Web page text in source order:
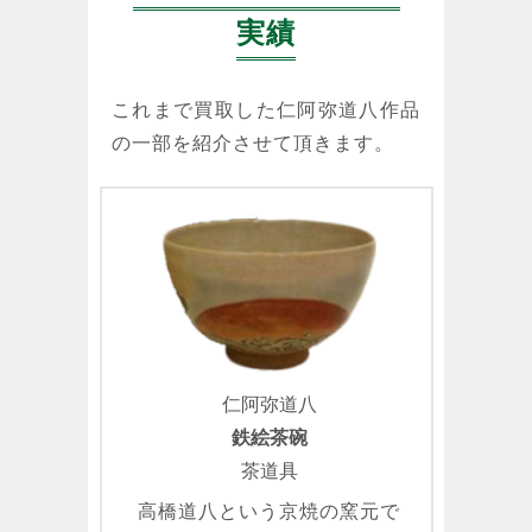
実績
これまで買取した仁阿弥道八作品
の一部を紹介させて頂きます。
仁阿弥道八
鉄絵茶碗
茶道具
高橋道八という京焼の窯元で